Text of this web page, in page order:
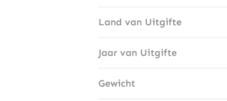
Land van Uitgifte
Jaar van Uitgifte
Gewicht